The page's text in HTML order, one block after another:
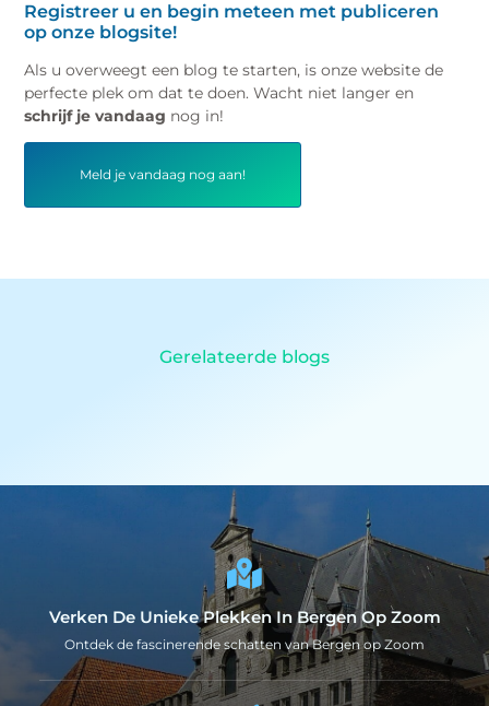
Registreer u en begin meteen met publiceren
op onze blogsite!
Als u overweegt een blog te starten, is onze website de
perfecte plek om dat te doen. Wacht niet langer en
schrijf je vandaag nog in!
Meld je vandaag nog aan!
Gerelateerde blogs
Verken De Unieke Plekken In Bergen Op Zoom
Ontdek de fascinerende schatten van Bergen op Zoom